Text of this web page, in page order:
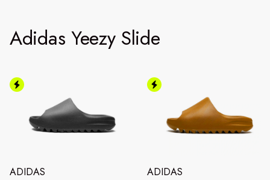
Adidas Yeezy Slide
ADIDAS ADIDAS